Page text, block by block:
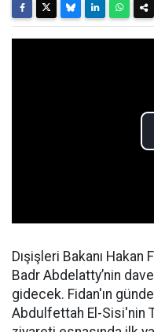
Dışişleri Bakanı Hakan
Badr Abdelatty’nin
gidecek. Fidan'ın
Abdulfettah El-Sisi'nin